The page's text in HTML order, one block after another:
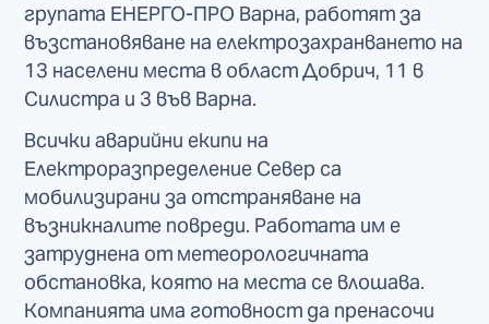
групата ЕНЕРГО-ПРО Варна, работят за
възстановяване на електрозахранването на
13 населени места в област Добрич, 11 в
Силистра и 3 във Варна.
Всички аварийни екипи на
Електроразпределение Север са
мобилизирани за отстраняване на
възникналите повреди. Работата им е
затруднена от метеорологичната
обстановка, която на места се влошава.
Компанията има готовност да пренасочи